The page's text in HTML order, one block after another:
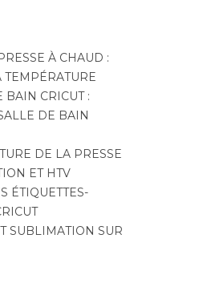
À CHAUD :
BAIN CRICUT :
DE BAIN
DE LA PRESSE
ET HTV
ÉTIQUETTES-
SUBLIMATION SUR